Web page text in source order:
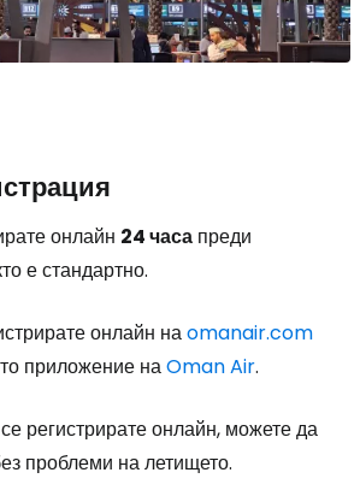
онлайн 24 часа преди
е стандартно.
онлайн наomanair.com
приложение наOman Air.
регистрирате онлайн, можете да
проблеми на летището.